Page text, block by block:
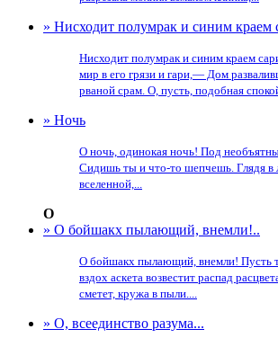
» Нисходит полумрак и синим краем
Нисходит полумрак и синим краем
мир в его грязи и гари,— Дом
рваной срам. О, пусть, подобная
» Ночь
О ночь, одинокая ночь! Под
Сидишь ты и что-то шепчешь. Глядя в
вселенной,...
О
» О бойшакх пылающий, внемли!..
О бойшакх пылающий, внемли! Пусть
вздох аскета возвестит распад
сметет, кружа в пыли....
» О, всеединство разума...